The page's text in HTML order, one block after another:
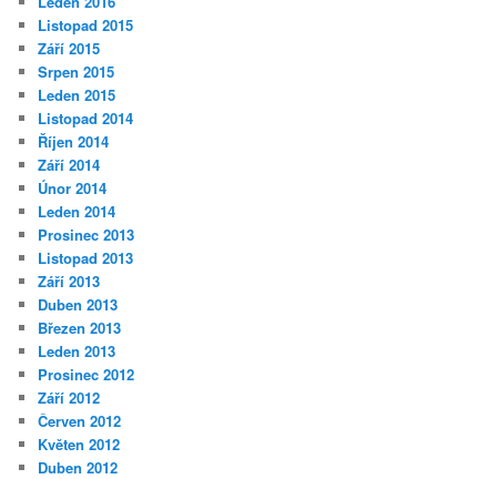
Listopad 2015
Září 2015
Srpen 2015
Leden 2015
Listopad 2014
Říjen 2014
Září 2014
Únor 2014
Leden 2014
Prosinec 2013
Listopad 2013
Září 2013
Duben 2013
Březen 2013
Leden 2013
Prosinec 2012
Září 2012
Červen 2012
Květen 2012
Duben 2012